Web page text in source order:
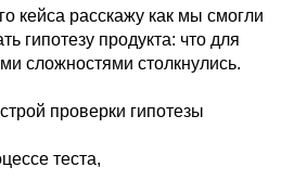
кейса расскажу как мы смогли
гипотезу продукта: что для
сложностями столкнулись.
проверки гипотезы
теста,